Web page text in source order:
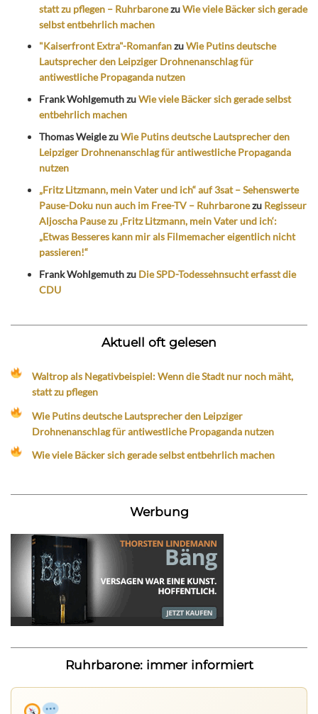
statt zu pflegen – RuhrbaronezuWie viele Bäcker sich gerade
selbst entbehrlich machen
"Kaiserfront Extra"-RomanfanzuWie Putins deutsche
Lautsprecher den Leipziger Drohnenanschlag für
antiwestliche Propaganda nutzen
Frank WohlgemuthzuWie viele Bäcker sich gerade selbst
entbehrlich machen
Thomas WeiglezuWie Putins deutsche Lautsprecher den
Leipziger Drohnenanschlag für antiwestliche Propaganda
nutzen
„Fritz Litzmann, mein Vater und ich“ auf 3sat – Sehenswerte
Pause-Doku nun auch im Free-TV – Ruhrbaronezu Regisseur
Aljoscha Pause zu ‚Fritz Litzmann, mein Vater und ich‘:
„Etwas Besseres kann mir als Filmemacher eigentlich nicht
passieren!“
Frank Wohlgemuthzu Die SPD-Todessehnsucht erfasst die
CDU
Aktuell oft gelesen
Waltrop als Negativbeispiel: Wenn die Stadt nur noch mäht,
statt zu pflegen
Wie Putins deutsche Lautsprecher den Leipziger
Drohnenanschlag für antiwestliche Propaganda nutzen
Wie viele Bäcker sich gerade selbst entbehrlich machen
Werbung
Ruhrbarone: immer informiert